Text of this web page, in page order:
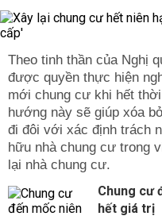
Theo tinh thần của Nghị
được quyền thực hiện
mới chung cư khi hết
hướng này sẽ giúp xóa
đi đôi với xác định trách
hữu nhà chung cư trong
lại nhà chung cư.
Chung cư
hết giá trị